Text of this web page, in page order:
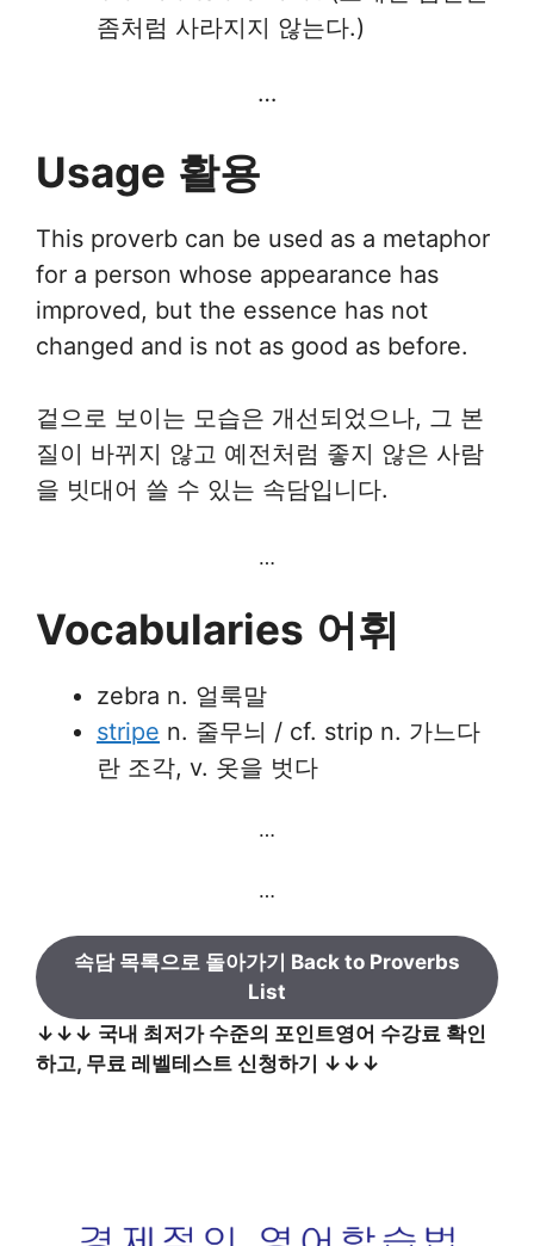
좀처럼 사라지지 않는다.)
…
Usage 활용
This proverb can be used as a metaphor
for a person whose appearance has
improved, but the essence has not
changed and is not as good as before.
겉으로 보이는 모습은 개선되었으나, 그 본
질이 바뀌지 않고 예전처럼 좋지 않은 사람
을 빗대어 쓸 수 있는 속담입니다.
…
Vocabularies 어휘
zebra n. 얼룩말
stripe n. 줄무늬 / cf. strip n. 가느다
란 조각, v. 옷을 벗다
…
…
속담 목록으로 돌아가기 Back to Proverbs
List
↓↓↓ 국내 최저가 수준의 포인트영어 수강료 확인
하고, 무료 레벨테스트 신청하기 ↓↓↓